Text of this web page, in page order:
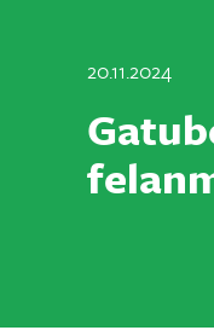
20.11.2024